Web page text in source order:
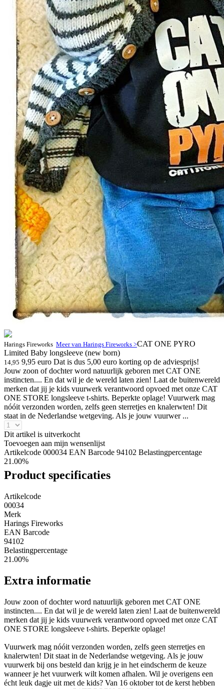
Harings Fireworks Meer van Harings Fireworks >CAT ONE PYRO
Limited Baby longsleeve (new born)
14,95 9,95 euro Dat is dus 5,00 euro korting op de adviesprijs!
Jouw zoon of dochter word natuurlijk geboren met CAT ONE
instincten.... En dat wil je de wereld laten zien! Laat de buitenwereld
merken dat jij je kids vuurwerk verantwoord opvoed met onze CAT
ONE STORE longsleeve t-shirts. Beperkte oplage! Vuurwerk mag
nóóit verzonden worden, zelfs geen sterretjes en knalerwten! Dit
staat in de Nederlandse wetgeving. Als je jouw vuurwer ...
Dit artikel is uitverkocht
Toevoegen aan mijn wensenlijst
Artikelcode 000034 EAN Barcode 94102 Belastingpercentage
21.00%
Product specificaties
Artikelcode
00034
Merk
Harings Fireworks
EAN Barcode
94102
Belastingpercentage
21.00%
Extra informatie
Jouw zoon of dochter word natuurlijk geboren met CAT ONE
instincten.... En dat wil je de wereld laten zien! Laat de buitenwereld
merken dat jij je kids vuurwerk verantwoord opvoed met onze CAT
ONE STORE longsleeve t-shirts. Beperkte oplage!
Vuurwerk mag nóóit verzonden worden, zelfs geen sterretjes en
knalerwten! Dit staat in de Nederlandse wetgeving. Als je jouw
vuurwerk bij ons besteld dan krijg je in het eindscherm de keuze
wanneer je het vuurwerk wilt komen afhalen. Wil je overigens een
écht leuk dagje uit met de kids? Van 16 oktober tot de kerst hebben